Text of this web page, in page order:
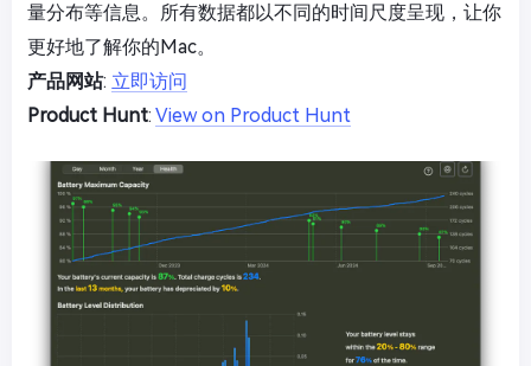
量分布等信息。所有数据都以不同的时间尺度呈现，让你
更好地了解你的Mac。
产品网站: 立即访问
Product Hunt: View on Product Hunt